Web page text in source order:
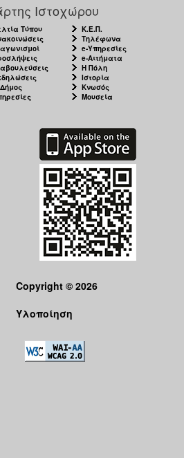
Ιστοχώρου
Τύπου
Κ.Ε.Π.
Τηλέφωνα
e-Υπηρεσίες
e-Αιτήματα
Η Πόλη
Ιστορία
Κνωσός
Μουσεία
Copyright © 2026
Υλοποίηση